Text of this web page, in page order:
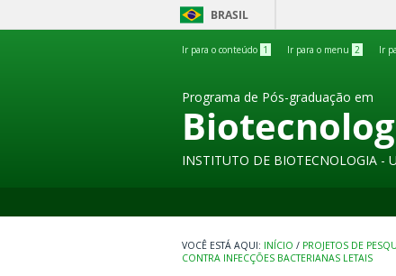
BRASIL
Ir para o conteúdo 1 Ir para o menu 2 Ir
Programa de Pós-graduação em
INSTITUTO DE BIOTECNOLOGIA -
INÍCIO / PROJETOS DE
CONTRA INFECÇÕES BACTERIANAS LETAIS